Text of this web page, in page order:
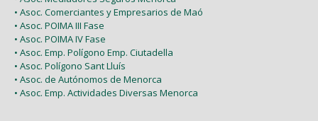
• Asoc. Comerciantes y Empresarios de Maó
• Asoc. POIMA III Fase
• Asoc. POIMA IV Fase
• Asoc. Emp. Polígono Emp. Ciutadella
• Asoc. Polígono Sant Lluís
• Asoc. de Autónomos de Menorca
• Asoc. Emp. Actividades Diversas Menorca